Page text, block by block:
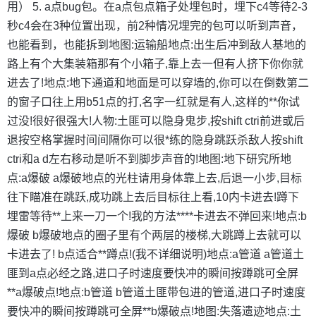
用） 5. a点bug包。在a点包点箱子处埋包时，埋下c4等待2-3
秒c4会在3种位置出现，前2种情况埋完的包可以听到声音，
也能看到，也能拆到地图:运输船地点:出生后冲到敌人基地的
路上有个大集装箱那有个小箱子,靠上去一但有人挤下你你就
进去了!地点:地下通道和地面是可以穿墙的,你可以在倒数第二
的窗子口往上用b51点的打,名字一红就是有人,这样的**你试
过没!很好很强大!人物:土匪可以隐身鬼步,按shift ctri前进或后
退按空格掌握时间间隔你可以很*练的隐身跳跃杀敌人按shift
ctri和a d左右移动是听不到脚步声音的!地图:地下研究所地
点:a爆破 a爆破地点的光柱请用身体靠上去,后退一小步,目标
往下瞄准在跳跃,成功跳上去后目标往上看,10内卡进去!蹲下
埋雷等待**上来一刀一个!我的方法****卡进去不弹回来!地点:b
爆破 b爆破地点的圈子里有个两层的楼梯,大跳蹲上去就可以
卡进去了! b点适合**蹲点!(我不详细说明)地点:a管道 a管道土
匪到a点必经之路,进口子时速度要快冲的瞬间按蹲跳可全屏
**a爆破点!地点:b管道 b管道土匪带包进的管道,进口子时速度
要快冲的瞬间按蹲跳可全屏**b爆破点!地图:失落遗迹地点:土